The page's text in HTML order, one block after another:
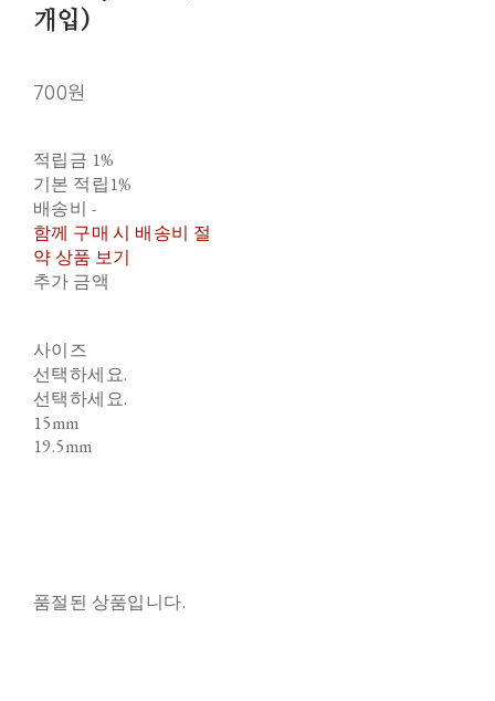
개입)
700원
적립금 1%
기본 적립1%
배송비 -
함께 구매 시 배송비 절
약 상품 보기
추가 금액
사이즈
선택하세요.
선택하세요.
15mm
19.5mm
품절된 상품입니다.